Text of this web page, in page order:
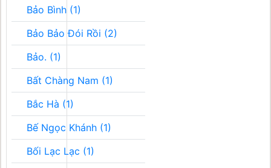
Bảo Bình (1)
Bảo Bảo Đói Rồi (2)
Bảo. (1)
Bất Chàng Nam (1)
Bắc Hà (1)
Bế Ngọc Khánh (1)
Bối Lạc Lạc (1)